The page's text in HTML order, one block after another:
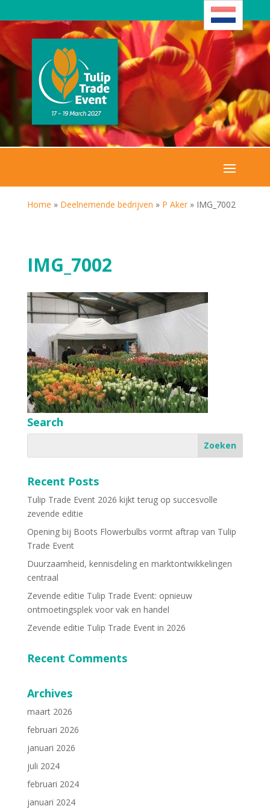
Home » Deelnemende bedrijven » P Aker» IMG_7002
IMG_7002
Search
Recent Posts
Tulip Trade Event 2026 kijkt terug op succesvolle
zevende editie
Opening bij Boots Flowerbulbs vormt aftrap van Tulip
Trade Event
Duurzaamheid, kennisdeling en marktontwikkelingen
centraal
Zevende editie Tulip Trade Event: opnieuw
ontmoetingsplek voor vak en handel
Zevende editie Tulip Trade Event in 2026
Recent Comments
Archives
maart 2026
februari 2026
januari 2026
juli 2024
februari 2024
januari 2024